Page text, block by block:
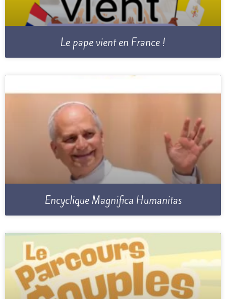
Le pape vient en France !
Encyclique Magnifica Humanitas